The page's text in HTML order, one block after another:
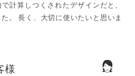
計算しつくされたデザインだと、
。 長く、大切に使いたいと思いま
様